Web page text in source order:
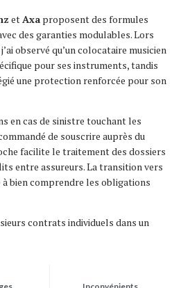
et Axa proposent des formules
des garanties modulables. Lors
observé qu’un colocataire musicien
pour ses instruments, tandis
une protection renforcée pour son
en cas de sinistre touchant les
de souscrire auprès du
facilite le traitement des dossiers
entre assureurs. La transition vers
bien comprendre les obligations
contrats individuels dans un